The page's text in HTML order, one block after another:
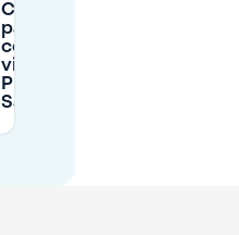
Ci sono
parcheggi
coperti
vicino a
Place du
Salin?